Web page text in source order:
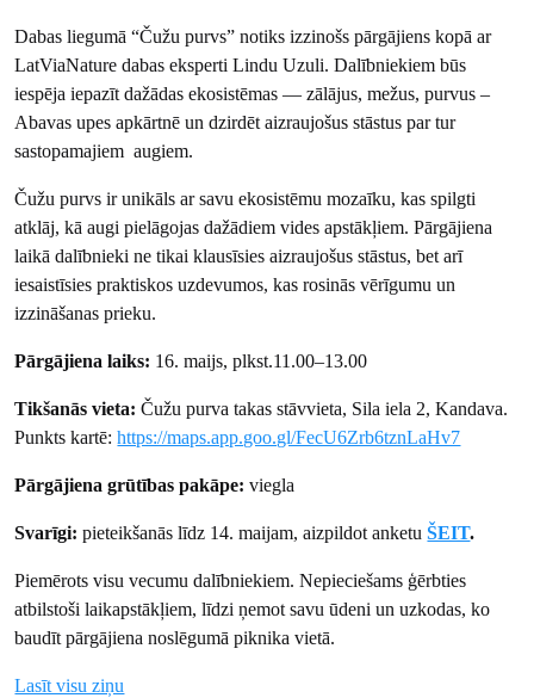
Dabas liegumā “Čužu purvs” notiks izzinošs pārgājiens kopā ar
LatViaNature dabas eksperti Lindu Uzuli. Dalībniekiem būs
iespēja iepazīt dažādas ekosistēmas — zālājus, mežus, purvus –
Abavas upes apkārtnē un dzirdēt aizraujošus stāstus par tur
sastopamajiem augiem.
Čužu purvs ir unikāls ar savu ekosistēmu mozaīku, kas spilgti
atklāj, kā augi pielāgojas dažādiem vides apstākļiem. Pārgājiena
laikā dalībnieki ne tikai klausīsies aizraujošus stāstus, bet arī
iesaistīsies praktiskos uzdevumos, kas rosinās vērīgumu un
izzināšanas prieku.
Pārgājiena laiks: 16. maijs, plkst.11.00–13.00
Tikšanās vieta: Čužu purva takas stāvvieta, Sila iela 2, Kandava.
Punkts kartē:https://maps.app.goo.gl/FecU6Zrb6tznLaHv7
Pārgājiena grūtības pakāpe:viegla
Svarīgi: pieteikšanās līdz 14. maijam, aizpildot anketuŠEIT.
Piemērots visu vecumu dalībniekiem. Nepieciešams ģērbties
atbilstoši laikapstākļiem, līdzi ņemot savu ūdeni un uzkodas, ko
baudīt pārgājiena noslēgumā piknika vietā.
Lasīt visu ziņu